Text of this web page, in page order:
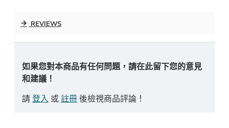
REVIEWS
如果您對本商品有任何問題，請在此留下您的意見
和建議！
請登入 或註冊後檢視商品評論！